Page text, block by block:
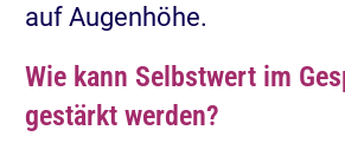
auf Augenhöhe.
Wie kann Selbstwert im
gestärkt werden?